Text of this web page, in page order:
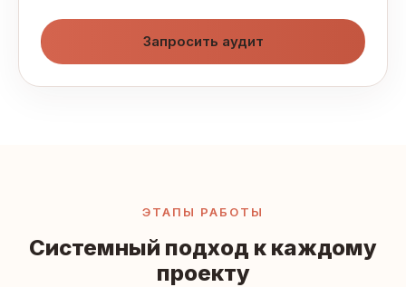
Запросить аудит
ЭТАПЫ РАБОТЫ
Системный подход к каждому
проекту